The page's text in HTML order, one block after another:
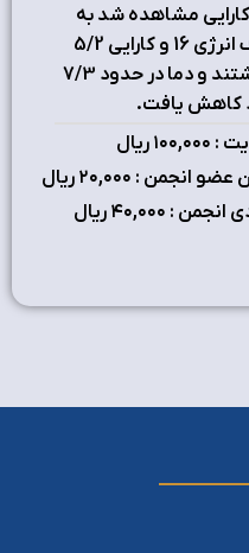
کارایی مشاهده شد به
طوری که مصرف انرژی 16 و کارایی 5/2
درصد بهبود داشتند و دما در حدود 7/3
کاهش یافت.
ریال
: ۲٠,٠٠٠ ریال
: ۴٠,٠٠٠ ریال